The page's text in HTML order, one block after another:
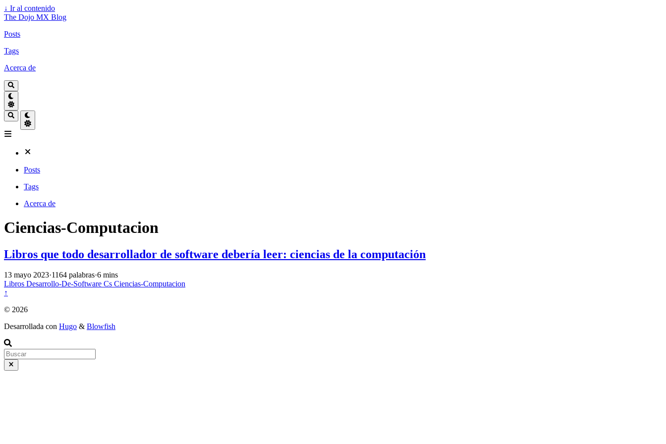
↓ Ir al contenido
The Dojo MX Blog
Posts
Tags
Acerca de
Posts
Tags
Acerca de
Ciencias-Computacion
Libros que todo desarrollador de software debería leer: ciencias de la computación
13 mayo 2023·1164 palabras·6 mins
Libros Desarrollo-De-Software Cs Ciencias-Computacion
↑
© 2026
Desarrollada con Hugo & Blowfish